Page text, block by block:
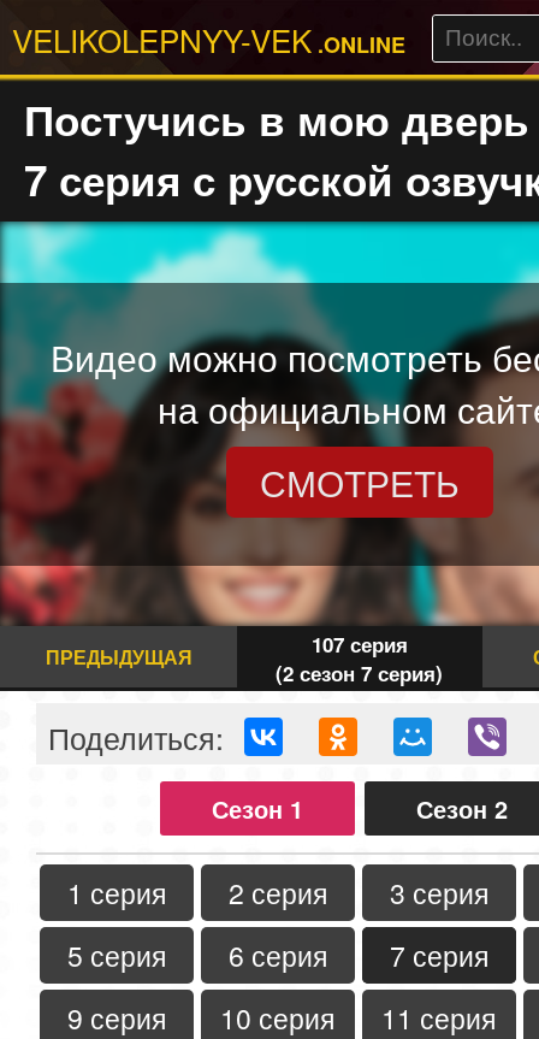
VELIKOLEPNYY-VEK .ONLINE
Постучись в мою дверь
7 серия с русской
Видео можно посмотреть
на официальном
СМОТРЕТЬ
ПРЕДЫДУЩАЯ
107 серия
(2 сезон 7 серия)
Поделиться:
Сезон 1 Сезон 2
1 серия 2 серия
3 серия
5 серия
6 серия
7 серия
9 серия
10 серия
11 серия